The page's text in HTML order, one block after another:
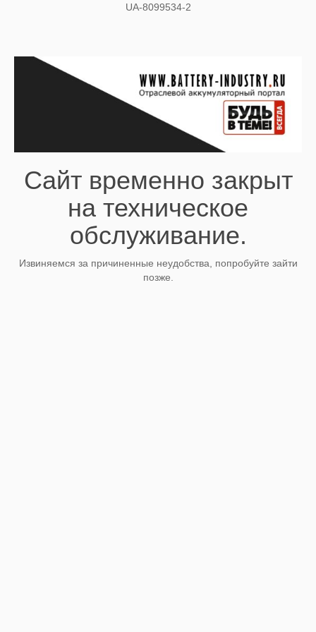
UA-8099534-2
Сайт временно закрыт
на техническое
обслуживание.
Извиняемся за причиненные неудобства, попробуйте зайти
позже.